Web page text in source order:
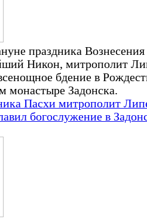
праздника
Никон, митрополит
бдение в
монастыре Задонска.
Пасхи митрополит
богослужение в